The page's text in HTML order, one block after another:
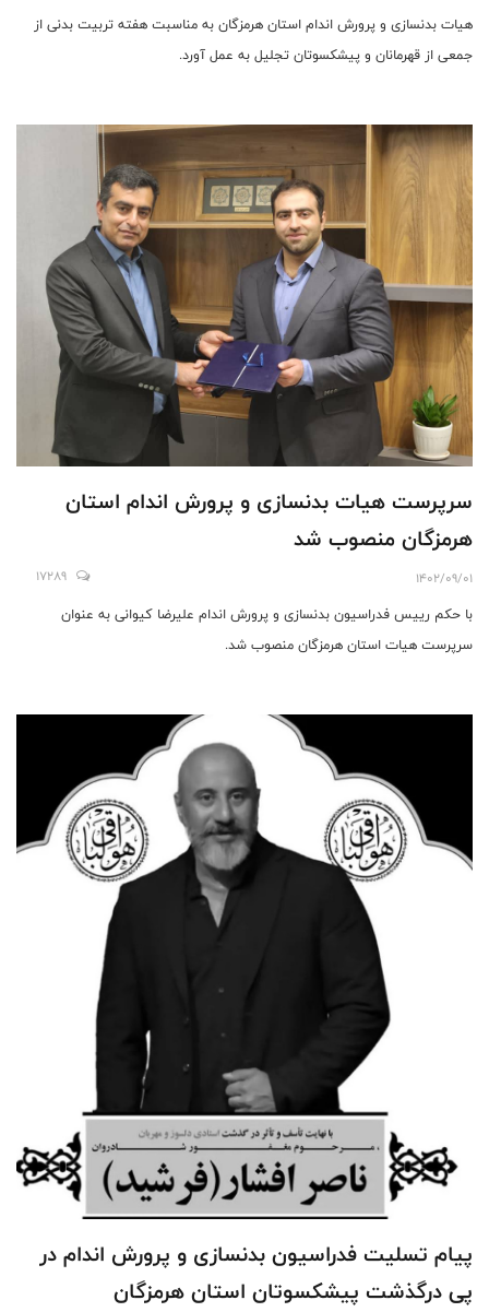
هیات بدنسازی و پرورش اندام استان هرمزگان به مناسبت هفته تربیت بدنی از
جمعی از قهرمانان و پیشکسوتان تجلیل به عمل آورد.
سرپرست هیات بدنسازی و پرورش اندام استان
هرمزگان منصوب شد
1402/09/01
17289
با حکم رییس فدراسیون بدنسازی و پرورش اندام علیرضا کیوانی به عنوان
سرپرست هیات استان هرمزگان منصوب شد.
پیام تسلیت فدراسیون بدنسازی و پرورش اندام در
پی درگذشت پیشکسوتان استان هرمزگان